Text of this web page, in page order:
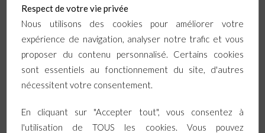
Hybride
Boîte automatique
12 908 € HT 15 490 € TTC
Voir
Appeler
Respect de votre vie privée
Nous utilisons des cookies pour améliorer votre
expérience de navigation, analyser notre trafic et vous
proposer du contenu personnalisé. Certains cookies
sont essentiels au fonctionnement du site, d'autres
nécessitent votre consentement.
En cliquant sur "Accepter tout", vous consentez à
l'utilisation de TOUS les cookies. Vous pouvez